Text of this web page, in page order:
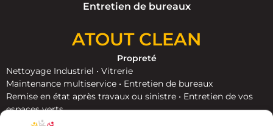
‪Entretien de bureaux
ATOUT CLEAN
Propreté
Nettoyage Industriel • Vitrerie
Maintenance multiservice • Entretien de bureaux
‪Remise en état après travaux ou sinistre • Entretien de vos
espaces verts